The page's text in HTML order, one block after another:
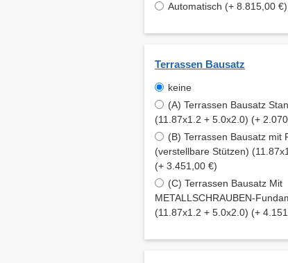
Automatisch (+ 8.815,00 €)
Terrassen Bausatz
keine
(A) Terrassen Bausatz
(11.87x1.2 + 5.0x2.0) (+
(B) Terrassen Bausatz mit
(verstellbare Stützen)
(+ 3.451,00 €)
(C) Terrassen Bausatz Mit
METALLSCHRAUBEN-
(11.87x1.2 + 5.0x2.0) (+